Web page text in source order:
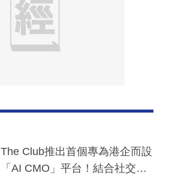
The Club推出首個專為港企而設
「AI CMO」平台！結合社交聆